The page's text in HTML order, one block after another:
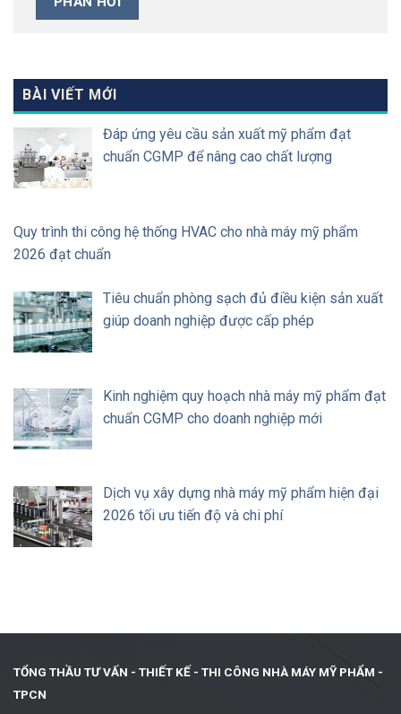
BÀI VIẾT MỚI
Đáp ứng yêu cầu sản xuất mỹ phẩm đạt
chuẩn CGMP để nâng cao chất lượng
Quy trình thi công hệ thống HVAC cho nhà máy mỹ phẩm
2026 đạt chuẩn
Tiêu chuẩn phòng sạch đủ điều kiện sản xuất
giúp doanh nghiệp được cấp phép
Kinh nghiệm quy hoạch nhà máy mỹ phẩm đạt
chuẩn CGMP cho doanh nghiệp mới
Dịch vụ xây dựng nhà máy mỹ phẩm hiện đại
2026 tối ưu tiến độ và chi phí
TỔNG THẦU TƯ VẤN - THIẾT KẾ - THI CÔNG NHÀ MÁY MỸ PHẨM -
TPCN